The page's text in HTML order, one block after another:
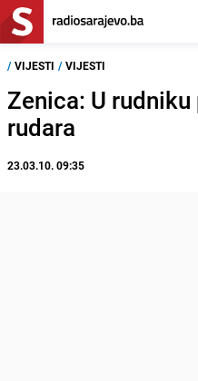
/ VIJESTI / VIJESTI
Zenica: U
rudara
23.03.10. 09:35